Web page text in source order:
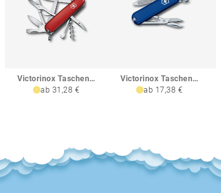
Victorinox Taschenmesser Huntsman
ab 31,28 €
Victorinox Taschenmesser Classic SD Colors
ab 17,38 €